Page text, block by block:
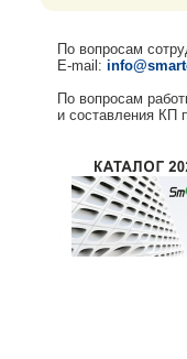
По вопросам
E-mail:
По вопросам
и составления КП